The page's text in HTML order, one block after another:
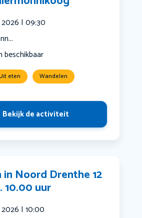
| 09:30
beschikbaar
eten Wandelen
Bekijk de activiteit
in Noord Drenthe 12
10.00 uur
| 10:00